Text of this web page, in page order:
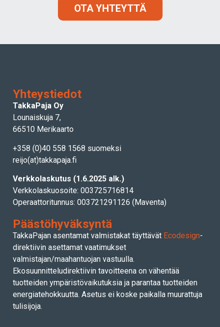
OTA YHTEYTTÄ
Yhteystiedot
TakkaPaja Oy
Lounaiskuja 7,
66510 Merikaarto
+358 (0)40 558 1568 suomeksi
reijo(at)takkapaja.fi
Verkkolaskutus (1.6.2025 alk.)
Verkkolaskuosoite: 003725716814
Operaattoritunnus: 003721291126 (Maventa)
Päästöhyväksyntä
TakkaPajan asentamat valmistakat täyttävät Ecodesign-
direktiivin asettamat vaatimukset
valmistajan/maahantuojan vastuulla.
Ekosuunnitteludirektiivin tavoitteena on vähentää
tuotteiden ympäristövaikutuksia ja parantaa tuotteiden
energiatehokkuutta. Asetus ei koske paikalla muurattuja
tulisijoja.